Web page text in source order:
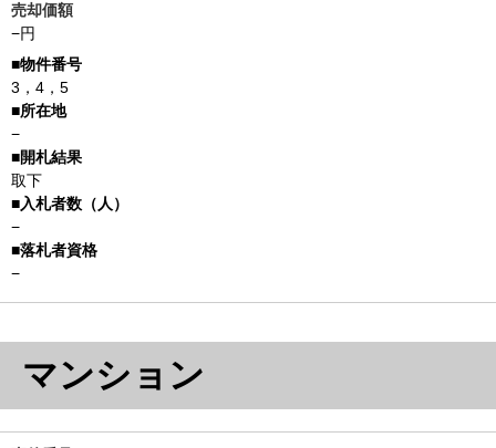
売却価額
−円
3，4，5
−
取下
−
−
マンション